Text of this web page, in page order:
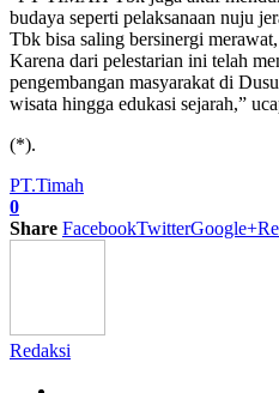
budaya seperti pelaksanaan nuju
Tbk bisa saling bersinergi
Karena dari pelestarian ini telah
pengembangan masyarakat di
wisata hingga edukasi sejarah,”
(*).
PT.Timah
0
Share FacebookTwitterGoogle+
Redaksi